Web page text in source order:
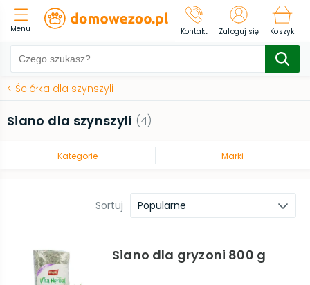
Menu Kontakt Zaloguj się Koszyk
< Ściółka dla szynszyli
Siano dla szynszyli (4)
Kategorie Marki
Sortuj Popularne
Siano dla gryzoni 800 g